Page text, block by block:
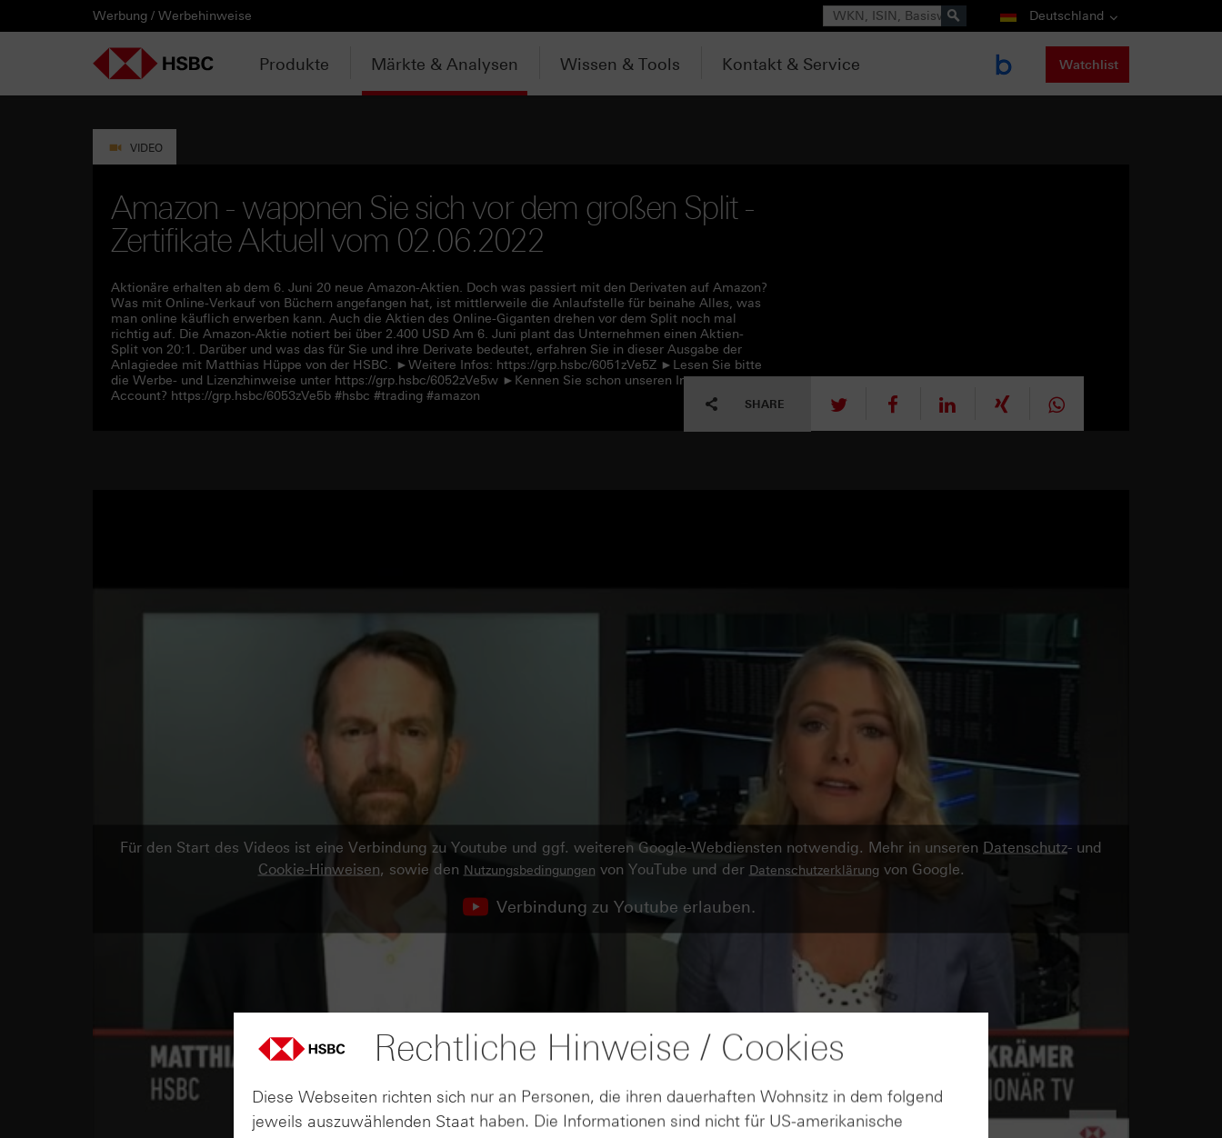
PRODUKTE
HEBELPRODUKTE
MÄRKTE & ANALYSEN
WISSEN & TOOLS
KONTAKT & SERVICE
DOWNLOADCENTER
LÄNDERAUSWAHL
Deutschland
AUSGEWÄHLTE SEITEN
HEBELPRODUKTE
Knock-out-Produkte
Weitere Hebelprodukte
Ausgestoppte Produkte
Intraday-Emissionen
ANLAGEPRODUKTE
Aktien- / Indexanleihen
Discount-Zertifikate
Express-Zertifikate
AKTUELLES
Neuemissionen
Trading-Aktionen
Intraday-Emissionen
ANALYSEN
Daily Trading
Trendkompass
Newsletter-Abonnement
VIDEOS
ntv-Zertifikate mit HSBC
Zertifikate Aktuell mit HSBC
WATCHLIST
Login / Zur Watchlist
WEBINARE
Webinartermine
WISSEN
kostenlose eBooks
Aktien- / Indexanleihen Rechner
Open End Knock-out-Produkte
KONTAKT
Kontaktformular
SERVICE
Wir über uns
DOWNLOADCENTER
Basisprospekte /
Wertpapierbeschreibungen
Unvollständige
Werbung / Werbehinweise Suche Deutschland
Produkte Märkte & Analysen Wissen & Tools Kontakt & Service Watchlist
VIDEO
Amazon - wappnen Sie sich vor dem großen Split -
Zertifikate Aktuell vom 02.06.2022
Aktionäre erhalten ab dem 6. Juni 20 neue Amazon-Aktien. Doch was passiert mit den Derivaten auf Amazon?
Was mit Online-Verkauf von Büchern angefangen hat, ist mittlerweile die Anlaufstelle für beinahe Alles, was
man online käuflich erwerben kann. Auch die Aktien des Online-Giganten drehen vor dem Split noch mal
richtig auf. Die Amazon-Aktie notiert bei über 2.400 USD Am 6. Juni plant das Unternehmen einen Aktien-
Split von 20:1. Darüber und was das für Sie und ihre Derivate bedeutet, erfahren Sie in dieser Ausgabe der
Anlagiedee mit Matthias Hüppe von der HSBC. ►Weitere Infos: https://grp.hsbc/6051zVe5Z ►Lesen Sie bitte
die Werbe- und Lizenzhinweise unter https://grp.hsbc/6052zVe5w ►Kennen Sie schon unseren Instagram-
Account? https://grp.hsbc/6053zVe5b #hsbc #trading #amazon
SHARE tweet mitteilen
Für den Start des Videos ist eine Verbindung zu Youtube und ggf. weiteren Google-Webdiensten notwendig. Mehr in unseren Datenschutz- und
Cookie-Hinweisen, sowie den Nutzungsbedingungen von YouTube und der Datenschutzerklärungvon Google.
Verbindung zu Youtube erlauben.
Rechtliche Hinweise / Cookies
Diese Webseiten richten sich nur an Personen, die ihren dauerhaften Wohnsitz in dem folgend
jeweils auszuwählenden Staat haben. Die Informationen sind nicht für US-amerikanische